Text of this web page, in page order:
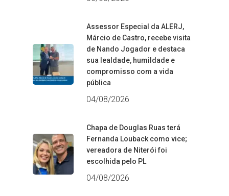
Assessor Especial da ALERJ,
Márcio de Castro, recebe visita
de Nando Jogador e destaca
sua lealdade, humildade e
compromisso com a vida
pública
04/08/2026
Chapa de Douglas Ruas terá
Fernanda Louback como vice;
vereadora de Niterói foi
escolhida pelo PL
04/08/2026